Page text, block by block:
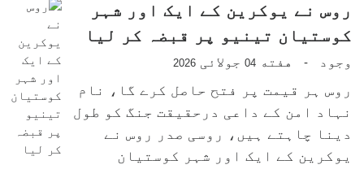
روس نے یوکرین کے ایک اور شہر
کوستیان تینیو پر قبضہ کر لیا
وجود - هفته 04 جولائی 2026
روس ہر قیمت پر فتح حاصل کرے گا، نام
نہاد امن کے داعی درحقیقت جنگ کو طول
دینا چاہتے ہیں، روسی صدر روس نے
یوکرین کے ایک اور شہر کوستیان